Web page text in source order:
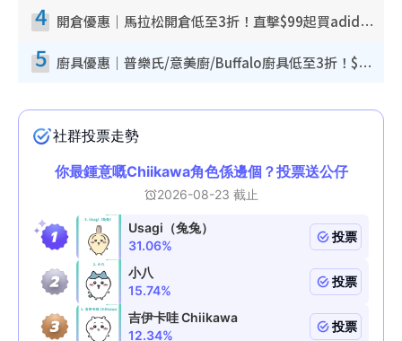
4 開倉優惠｜馬拉松開倉低至3折！直擊$99起買adidas／New Balance／Puma鞋款 STANLEY保溫杯劈價至$119起
5 廚具優惠｜普樂氏/意美廚/Buffalo廚具低至3折！$89起買煎鍋／炒鑊／個人鍋 同場小家電激減至$99起